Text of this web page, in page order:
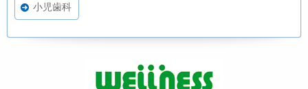
小児歯科